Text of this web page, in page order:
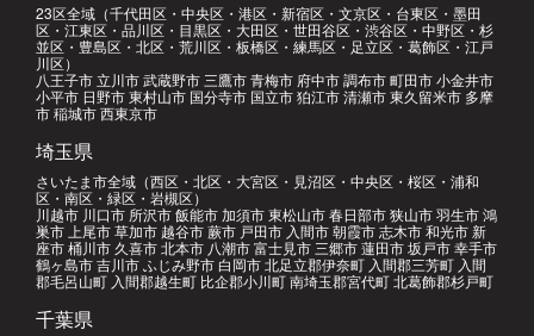
23区全域（千代田区・中央区・港区・新宿区・文京区・台東区・墨田
区・江東区・品川区・目黒区・大田区・世田谷区・渋谷区・中野区・杉
並区・豊島区・北区・荒川区・板橋区・練馬区・足立区・葛飾区・江戸
川区）
八王子市 立川市 武蔵野市 三鷹市 青梅市 府中市 調布市 町田市 小金井市
小平市 日野市 東村山市 国分寺市 国立市 狛江市 清瀬市 東久留米市 多摩
市 稲城市 西東京市
埼玉県
さいたま市全域（西区・北区・大宮区・見沼区・中央区・桜区・浦和
区・南区・緑区・岩槻区）
川越市 川口市 所沢市 飯能市 加須市 東松山市 春日部市 狭山市 羽生市 鴻
巣市 上尾市 草加市 越谷市 蕨市 戸田市 入間市 朝霞市 志木市 和光市 新
座市 桶川市 久喜市 北本市 八潮市 富士見市 三郷市 蓮田市 坂戸市 幸手市
鶴ヶ島市 吉川市 ふじみ野市 白岡市 北足立郡伊奈町 入間郡三芳町 入間
郡毛呂山町 入間郡越生町 比企郡小川町 南埼玉郡宮代町 北葛飾郡杉戸町
千葉県